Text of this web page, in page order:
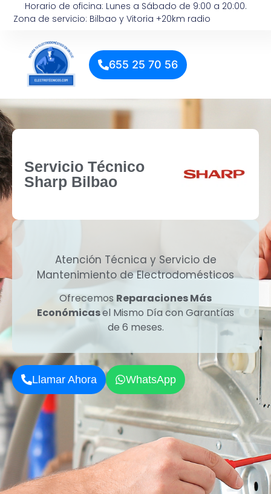
Horario de oficina: Lunes a Sábado de 9:00 a 20:00.
Zona de servicio: Bilbao y Vitoria +20km radio
655 25 70 56
Servicio Técnico
Sharp Bilbao
Atención Técnica y Servicio de
Mantenimiento de Electrodomésticos
Ofrecemos Reparaciones Más
Económicasel Mismo Día con Garantías
de 6 meses.
Llamar Ahora WhatsApp